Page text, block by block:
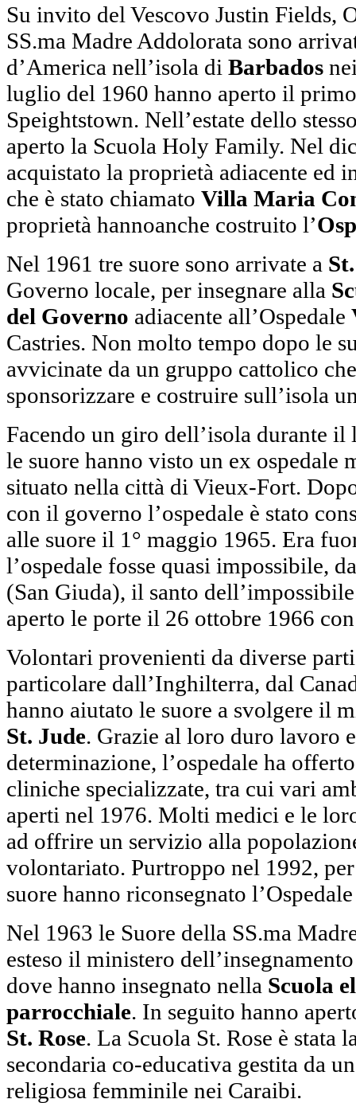
Su invito del Vescovo Justin Fields,
SS.ma Madre Addolorata sono
d’America nell’isola di Barbados
luglio del 1960 hanno aperto il
Speightstown. Nell’estate dello
aperto la Scuola Holy Family. Nel
acquistato la proprietà adiacente ed
che è stato chiamato Villa Maria
proprietà hannoanche costruito l’
Nel 1961 tre suore sono arrivate a
Governo locale, per insegnare alla
del Governo adiacente all’Ospedale
Castries. Non molto tempo dopo le
avvicinate da un gruppo cattolico
sponsorizzare e costruire sull’isola
Facendo un giro dell’isola durante
le suore hanno visto un ex ospedale
situato nella città di Vieux-Fort.
con il governo l’ospedale è stato
alle suore il 1° maggio 1965. Era
l’ospedale fosse quasi impossibile,
(San Giuda), il santo
aperto le porte il 26 ottobre 1966
Volontari provenienti da diverse
particolare dall’Inghilterra, dal
hanno aiutato le suore a svolgere il
St. Jude. Grazie al loro duro lavoro
determinazione, l’ospedale ha
cliniche specializzate, tra cui vari
aperti nel 1976. Molti medici e le
ad offrire un servizio alla
volontariato. Purtroppo nel 1992,
suore hanno riconsegnato
Nel 1963 le Suore della SS.ma
esteso il ministero
dove hanno insegnato nella Scuola
parrocchiale. In seguito hanno
St. Rose. La Scuola St. Rose è stata
secondaria co-educativa gestita da
religiosa femminile nei Caraibi.